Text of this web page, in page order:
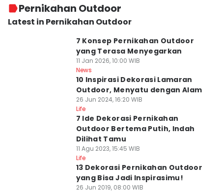
Pernikahan Outdoor
Latest in Pernikahan Outdoor
7 Konsep Pernikahan Outdoor
yang Terasa Menyegarkan
11 Jan 2026, 10:00 WIB
News
10 Inspirasi Dekorasi Lamaran
Outdoor, Menyatu dengan Alam
26 Jun 2024, 16:20 WIB
Life
7 Ide Dekorasi Pernikahan
Outdoor Bertema Putih, Indah
Dilihat Tamu
11 Agu 2023, 15:45 WIB
Life
13 Dekorasi Pernikahan Outdoor
yang Bisa Jadi Inspirasimu!
26 Jun 2019, 08:00 WIB